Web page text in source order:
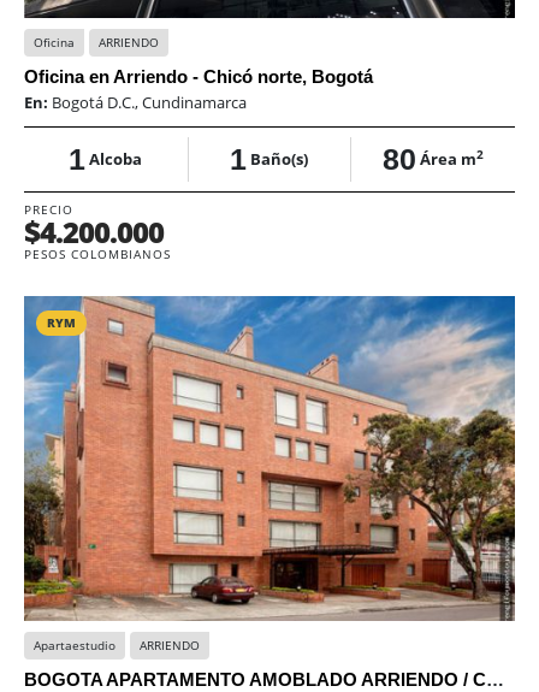
Oficina ARRIENDO
Oficina en Arriendo - Chicó norte, Bogotá
En: Bogotá D.C., Cundinamarca
1Alcoba 1 Baño(s) 80 Área m2
PRECIO
$4.200.000
PESOS COLOMBIANOS
RYM
Apartaestudio ARRIENDO
BOGOTA APARTAMENTO AMOBLADO ARRIENDO / CHICÓ RESERVADO